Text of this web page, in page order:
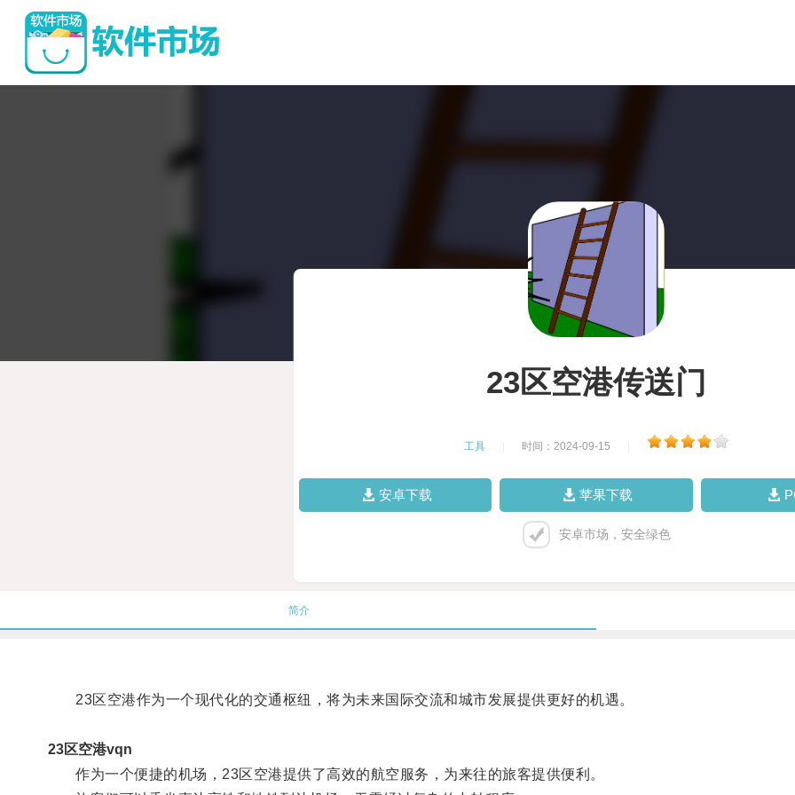
23区空港传送门
工具 时间：2024-09-15
安卓下载 苹果下载
安卓市场，安全绿色
简介
23区空港作为一个现代化的交通枢纽，将为未来国际交流和城市发展提供更好的机遇。
23区空港vqn
作为一个便捷的机场，23区空港提供了高效的航空服务，为来往的旅客提供便利。